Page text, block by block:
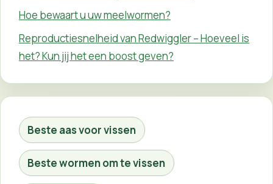
Hoe bewaart u uw meelwormen?
Reproductiesnelheid van Redwiggler – Hoeveel is
het? Kun jij het een boost geven?
Beste aas voor vissen
Beste wormen om te vissen